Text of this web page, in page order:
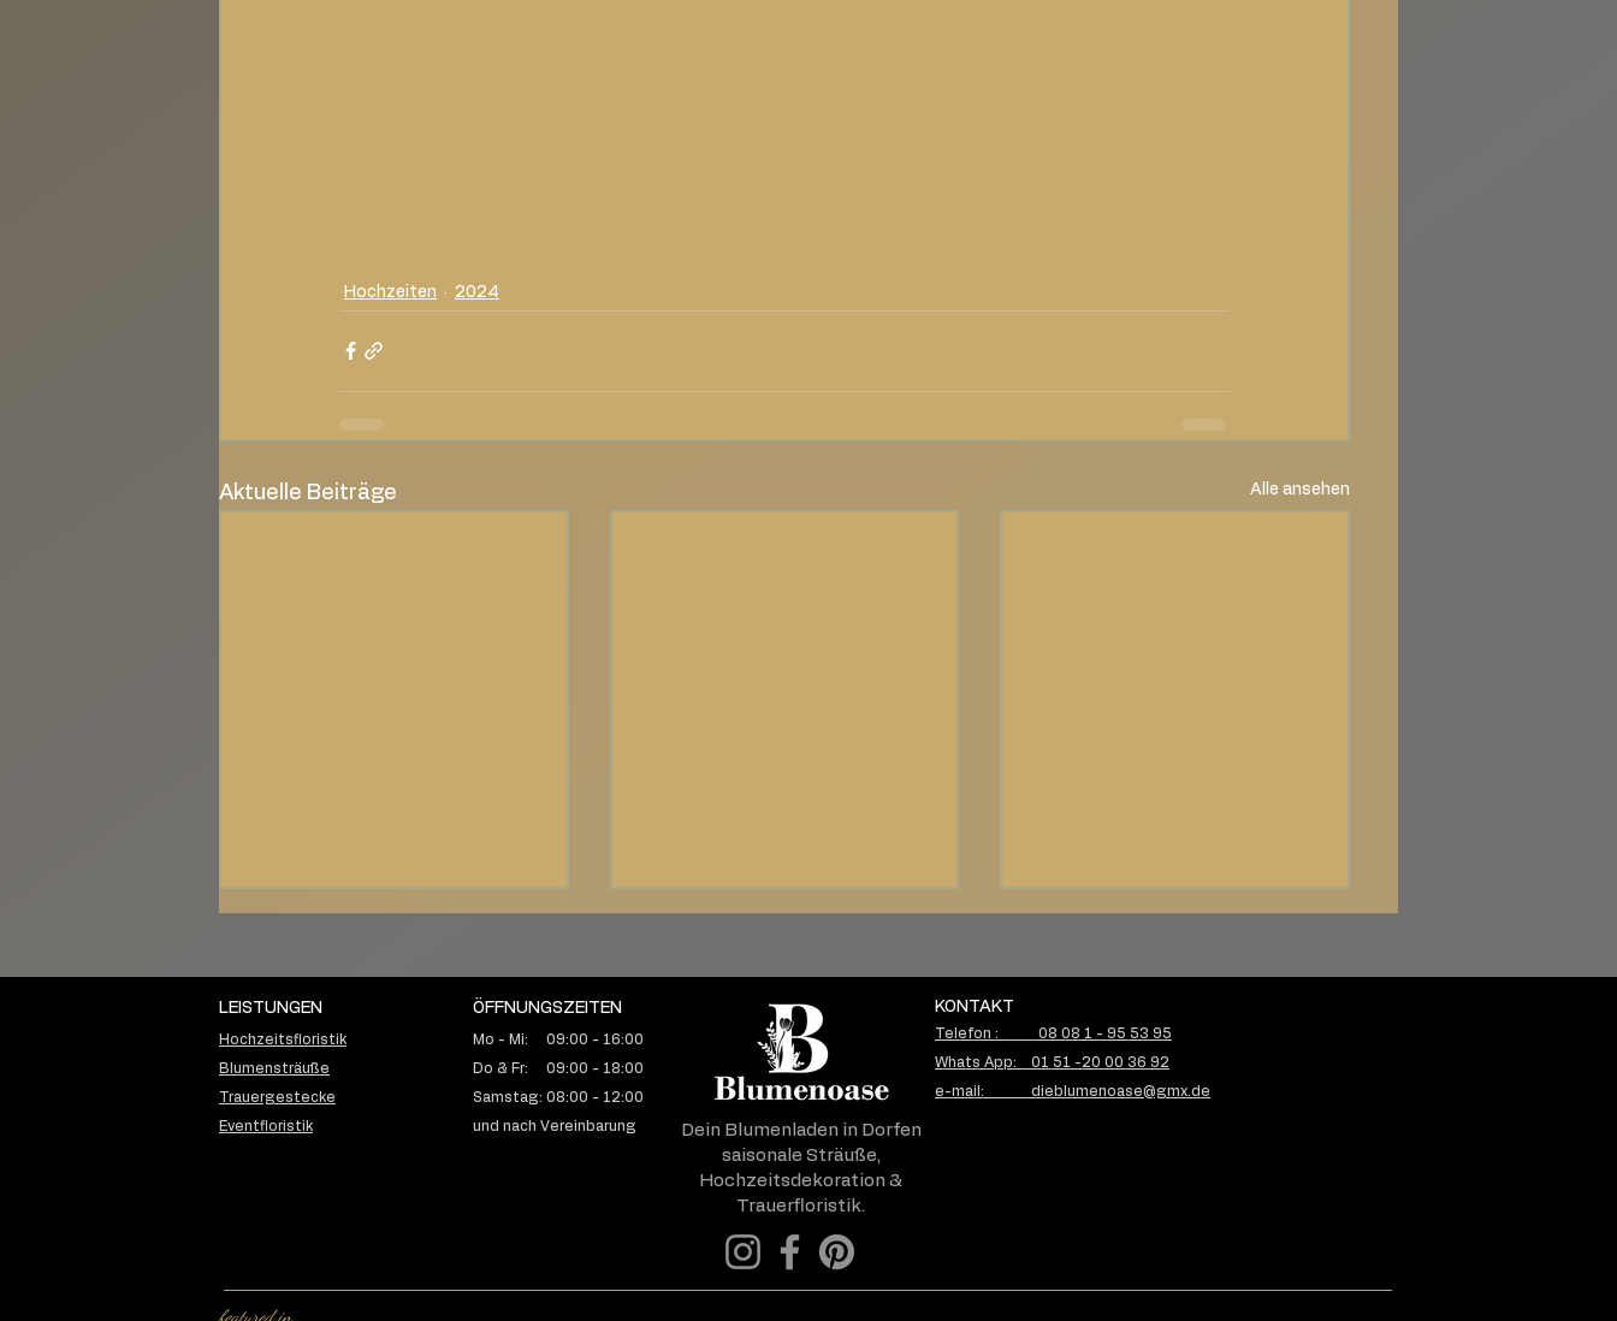
Hochzeiten 2024
Aktuelle Beiträge Alle ansehen
Romantische
10.04.2026 - M & M I
Hochzeit auf
Frauenchiemsee – María &
Max aus Berlin sagen Ja am
LEISTUNGEN
Hochzeitsfloristik
Blumensträuße
Trauergestecke
Eventfloristik
ÖFFNUNGSZEITEN
Mo - Mi: 09:00 - 16:00
Do & Fr: 09:00 - 18:00
Samstag: 08:00 - 12:00
und nach Vereinbarung
Dein Blumenladen in Dorfen
saisonale Sträuße,
Hochzeitsdekoration &
Trauerfloristik.
KONTAKT
Telefon : 08 08 1 - 95 53 95
Whats App: 01 51 -20 00 36 92
e-mail: dieblumenoase@gmx.de
featured in